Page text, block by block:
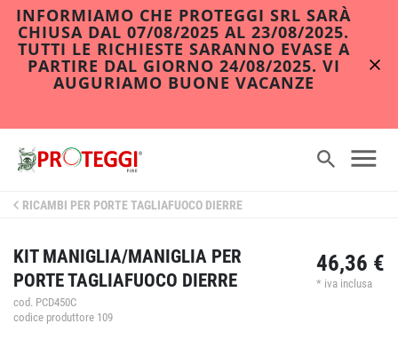
INFORMIAMO CHE PROTEGGI SRL SARÀ
CHIUSA DAL 07/08/2025 AL 23/08/2025.
TUTTI LE RICHIESTE SARANNO EVASE A
PARTIRE DAL GIORNO 24/08/2025. VI
AUGURIAMO BUONE VACANZE
RICAMBI PER PORTE TAGLIAFUOCO DIERRE
KIT MANIGLIA/MANIGLIA PER
PORTE TAGLIAFUOCO DIERRE
cod. PCD450C
codice produttore 109
46,36 €
* iva inclusa